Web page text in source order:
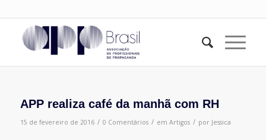
APP realiza café da manhã com RH
15 de fevereiro de 2016 / 0 Comentários / em Artigos / por Jessica